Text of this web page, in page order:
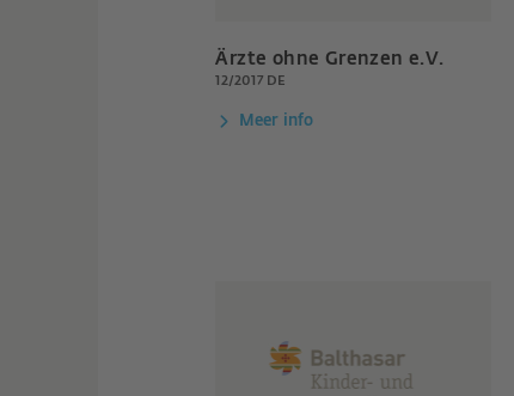
Ärzte ohne Grenzen e.V.
12/2017 DE
Meer info